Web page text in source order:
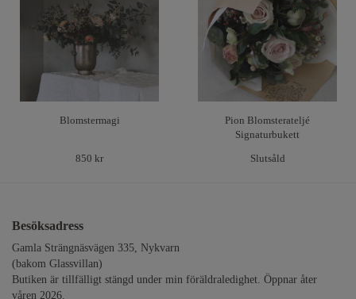
Blomstermagi
850 kr
Pion Blomsterateljé
Signaturbukett
Slutsåld
Besöksadress
Gamla Strängnäsvägen 335, Nykvarn
(bakom Glassvillan)
Butiken är tillfälligt stängd under min föräldraledighet. Öppnar åter
våren 2026.